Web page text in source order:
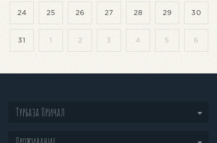
24 25 26 27 28 29 30
31 2 3 4 5 6
Турбаза Причал